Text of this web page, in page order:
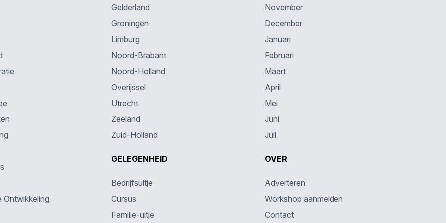
Ontwikkeling
Gelderland
Groningen
Limburg
Noord-Brabant
Noord-Holland
Overijssel
Utrecht
Zeeland
Zuid-Holland
GELEGENHEID
Bedrijfsuitje
Cursus
Familie-uitje
November
December
Januari
Februari
Maart
April
Mei
Juni
Juli
OVER
Adverteren
Workshop aanmelden
Contact